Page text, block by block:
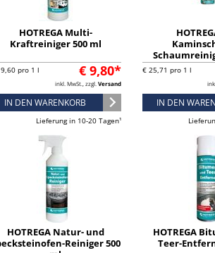
HOTREGA Multi-
Kraftreiniger 500 ml
€ 9,80*
pro 1 l
inkl. MwSt., zzgl. Versand
IN DEN WARENKORB
Lieferung in 10-20 Tagen¹
H130901-
€ 25,71 pro 1 l
IN DEN
HOTREGA Natur- und
Reiniger 500
HOTREGA
Teer-